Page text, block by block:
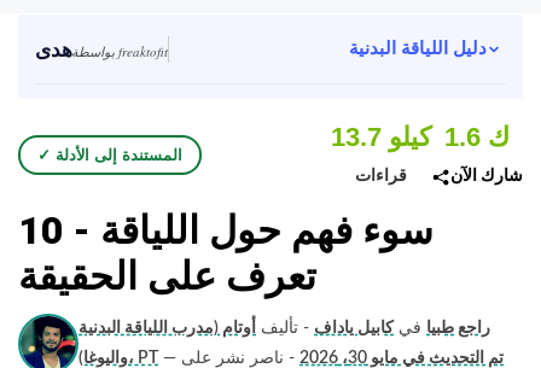
هدى بواسطة freaktofit دليل اللياقة البدنية
✓ المستندة إلى الأدلة
13.7 كيلو
قراءات
1.6 ك
شارك الآن
10 سوء فهم حول اللياقة -
تعرف على الحقيقة
راجع طبيا في كابيل ياداف - تأليف
أوتام (مدرب اللياقة البدنية
واليوغا)، PT
— تم التحديث في مايو 30، 2026
- ناصر نشر على